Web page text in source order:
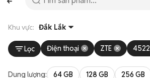
Khu vực: Đắk Lắk
Lọc Điện thoại ZTE 4522
Dung lượng: 64 GB 128 GB 256 GB